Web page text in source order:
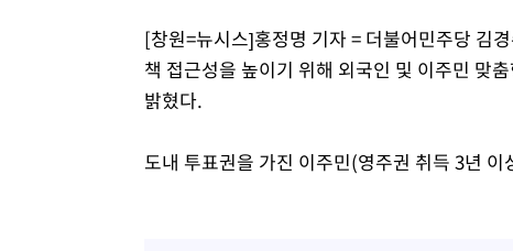
[창원=뉴시스]홍정명 기자 = 더불어민주당 김
책 접근성을 높이기 위해 외국인 및 이주민 맞
밝혔다.
도내 투표권을 가진 이주민(영주권 취득 3년